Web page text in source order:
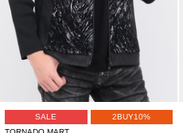
SALE
2BUY10%